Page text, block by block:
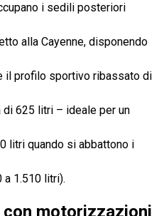
i sedili posteriori
alla Cayenne, disponendo
il profilo sportivo ribassato di
di 625 litri – ideale per un
litri quando si abbattono i
a 1.510 litri).
motorizzazioni